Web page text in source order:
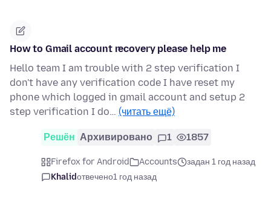
How to Gmail account recovery please help me
Hello team I am trouble with 2 step verification I
don't have any verification code I have reset my
phone which logged in gmail account and setup 2
step verification I do… (читать ещё)
Решён Архивировано 1 1857
Firefox for Android Accounts
задан 1 год назад
Khalidотвечено1 год назад